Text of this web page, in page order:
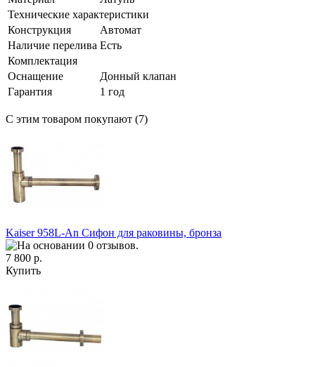
Технические характеристики
Конструкция
Автомат
Наличие перелива Есть
Комплектация
Оснащение
Донный клапан
Гарантия
1 год
С этим товаром покупают (7)
Kaiser 958L-An Сифон для раковины, бронза
7 800 р.
Купить